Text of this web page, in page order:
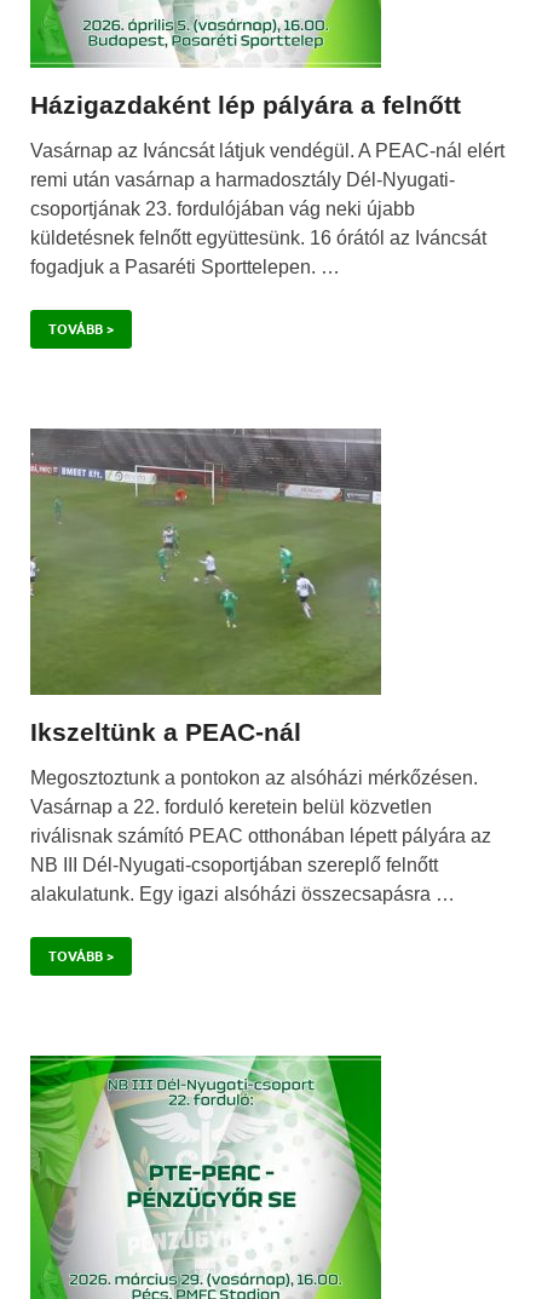
Házigazdaként lép pályára a felnőtt
Vasárnap az Iváncsát látjuk vendégül. A PEAC-nál elért
remi után vasárnap a harmadosztály Dél-Nyugati-
csoportjának 23. fordulójában vág neki újabb
küldetésnek felnőtt együttesünk. 16 órától az Iváncsát
fogadjuk a Pasaréti Sporttelepen. …
TOVÁBB >
Ikszeltünk a PEAC-nál
Megosztoztunk a pontokon az alsóházi mérkőzésen.
Vasárnap a 22. forduló keretein belül közvetlen
riválisnak számító PEAC otthonában lépett pályára az
NB III Dél-Nyugati-csoportjában szereplő felnőtt
alakulatunk. Egy igazi alsóházi összecsapásra …
TOVÁBB >